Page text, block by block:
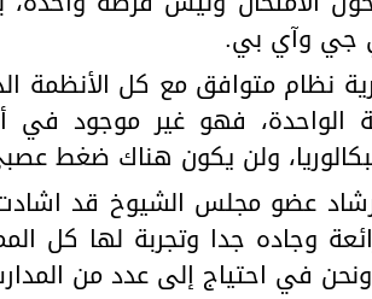
جي وآي بي.
نظام متوافق مع كل الأنظمة
الواحدة، فهو غير موجود في
ولن يكون هناك ضغط
رشاد عضو مجلس الشيوخ قد اشادت
ونحن في احتياج إلى عدد من